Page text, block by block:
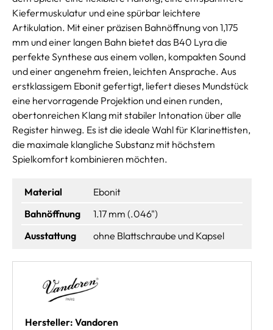
Kiefermuskulatur und eine spürbar leichtere
Artikulation. Mit einer präzisen Bahnöffnung von 1,175
mm und einer langen Bahn bietet das B40 Lyra die
perfekte Synthese aus einem vollen, kompakten Sound
und einer angenehm freien, leichten Ansprache. Aus
erstklassigem Ebonit gefertigt, liefert dieses Mundstück
eine hervorragende Projektion und einen runden,
obertonreichen Klang mit stabiler Intonation über alle
Register hinweg. Es ist die ideale Wahl für Klarinettisten,
die maximale klangliche Substanz mit höchstem
Spielkomfort kombinieren möchten.
Material
Ebonit
Bahnöffnung
1.17 mm (.046")
Ausstattung
ohne Blattschraube und Kapsel
Hersteller: Vandoren